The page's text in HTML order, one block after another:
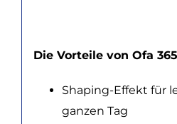
Die Vorteile von Ofa
Shaping-Effekt für
ganzen Tag